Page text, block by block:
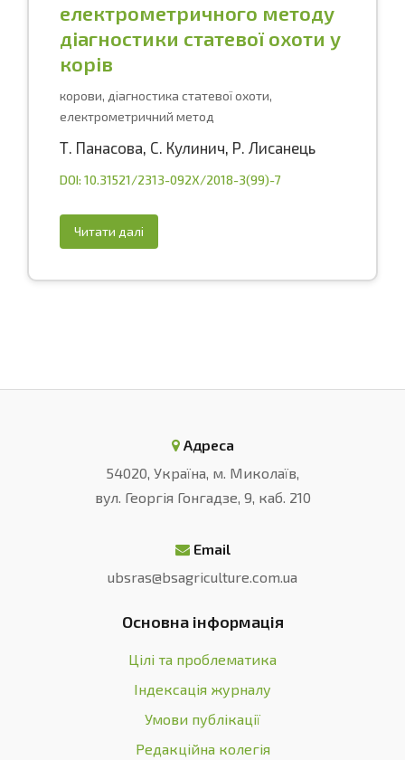
електрометричного методу
діагностики статевої охоти у
корів
корови, діагностика статевої охоти,
електрометричний метод
Т. Панасова, С. Кулинич, Р. Лисанець
DOI: 10.31521/2313-092X/2018-3(99)-7
Читати далі
Адреса
54020, Україна, м. Миколаїв,
вул. Георгія Гонгадзе, 9, каб. 210
Email
ubsras@bsagriculture.com.ua
Основна інформація
Цілі та проблематика
Індексація журналу
Умови публікації
Редакційна колегія